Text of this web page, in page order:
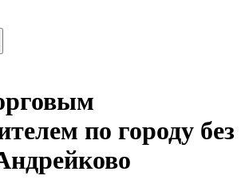
по городу без